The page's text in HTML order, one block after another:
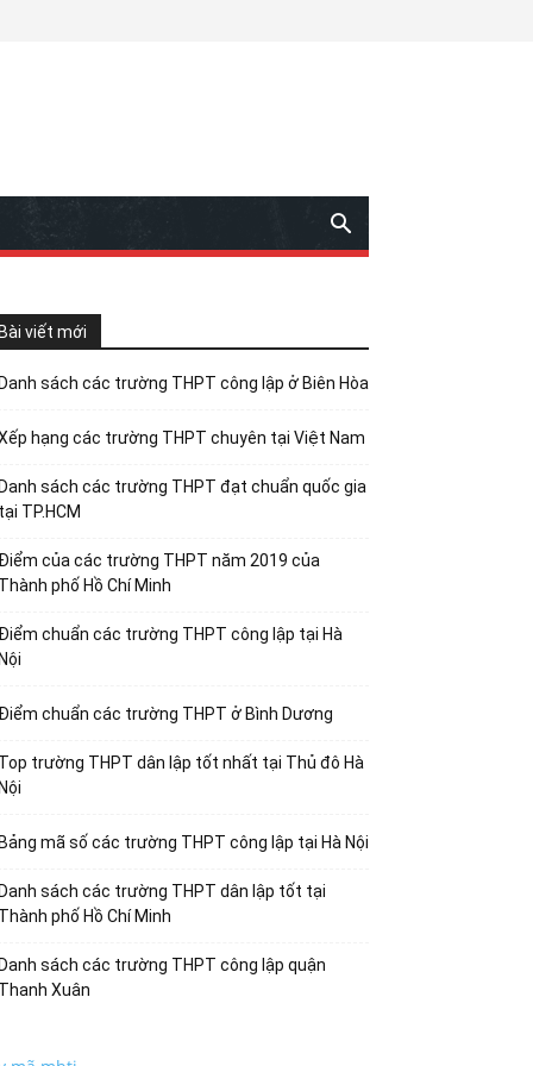
Bài viết mới
Danh sách các trường THPT công lập ở Biên Hòa
hạng các trường THPT chuyên tại Việt Nam
Danh sách các trường THPT đạt chuẩn quốc gia
tại TP.HCM
Điểm của các trường THPT năm 2019 của
Thành phố Hồ Chí Minh
Điểm chuẩn các trường THPT công lập tại Hà
Nội
Điểm chuẩn các trường THPT ở Bình Dương
Top trường THPT dân lập tốt nhất tại Thủ đô Hà
Nội
Bảng mã số các trường THPT công lập tại Hà Nội
Danh sách các trường THPT dân lập tốt tại
Thành phố Hồ Chí Minh
Danh sách các trường THPT công lập quận
Thanh Xuân